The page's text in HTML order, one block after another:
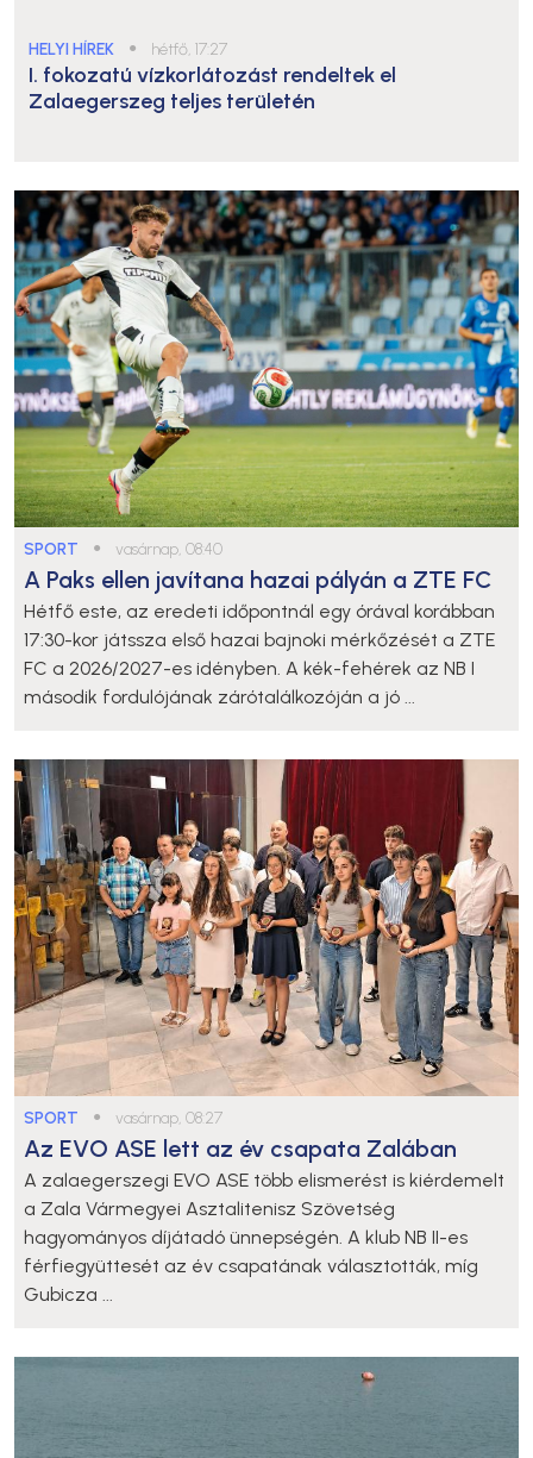
HELYI HÍREK ● hétfő, 17:27
I. fokozatú vízkorlátozást rendeltek el
Zalaegerszeg teljes területén
SPORT ● vasárnap, 08:40
A Paks ellen javítana hazai pályán a ZTE FC
Hétfő este, az eredeti időpontnál egy órával korábban
17:30-kor játssza első hazai bajnoki mérkőzését a ZTE
FC a 2026/2027-es idényben. A kék-fehérek az NB I
második fordulójának zárótalálkozóján a jó ...
SPORT ● vasárnap, 08:27
Az EVO ASE lett az év csapata Zalában
A zalaegerszegi EVO ASE több elismerést is kiérdemelt
a Zala Vármegyei Asztalitenisz Szövetség
hagyományos díjátadó ünnepségén. A klub NB II-es
férfiegyüttesét az év csapatának választották, míg
Gubicza ...